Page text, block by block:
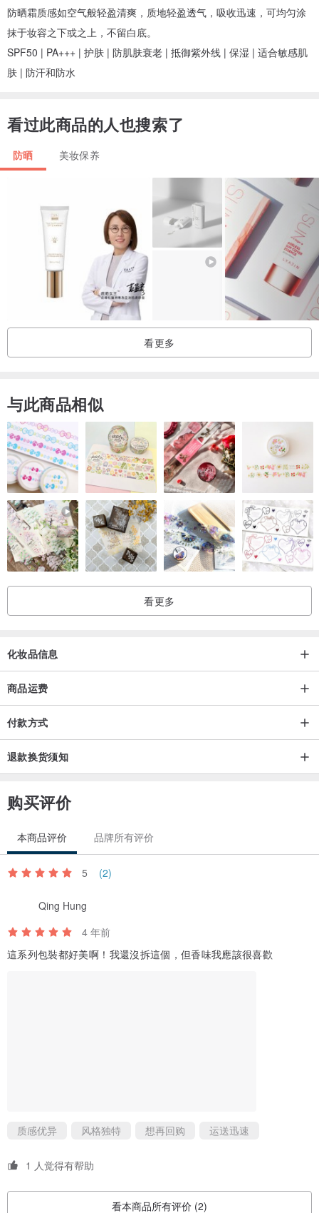
防晒霜质感如空气般轻盈清爽，质地轻盈透气，吸收迅速，可均匀涂
抹于妆容之下或之上，不留白底。
SPF50 | PA+++ | 护肤 | 防肌肤衰老 | 抵御紫外线 | 保湿 | 适合敏感肌
肤 | 防汗和防水
看过此商品的人也搜索了
防晒 美妆保养
看更多
与此商品相似
看更多
化妆品信息
商品运费
付款方式
退款换货须知
购买评价
本商品评价 品牌所有评价
5 (2)
Qing Hung
4 年前
這系列包裝都好美啊！我還沒拆這個，但香味我應該很喜歡
质感优异 风格独特 想再回购 运送迅速
1 人觉得有帮助
看本商品所有评价 (2)